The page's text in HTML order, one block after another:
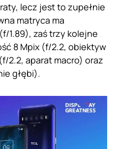
lecz jest to zupełnie
matryca ma
1.89), zaś trzy kolejne
8 Mpix (f/2.2, obiektyw
2.2, aparat macro) oraz
głębi).